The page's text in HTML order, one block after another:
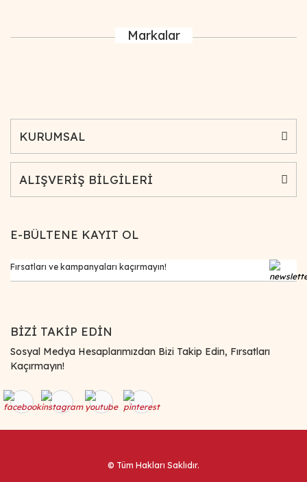
Markalar
KURUMSAL
ALIŞVERİŞ BİLGİLERİ
E-BÜLTENE KAYIT OL
BİZİ TAKİP EDİN
Sosyal Medya Hesaplarımızdan Bizi Takip Edin, Fırsatları
Kaçırmayın!
© Tüm Hakları Saklıdır.